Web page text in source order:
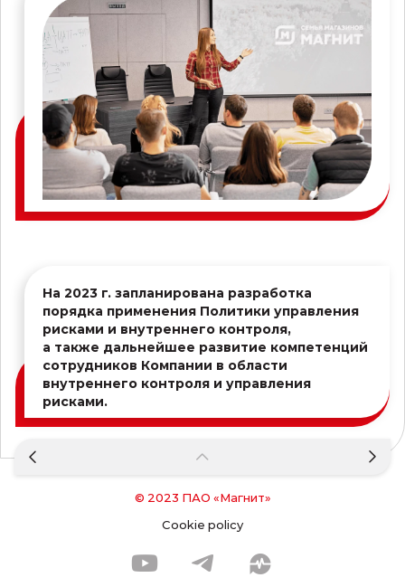
На 2023 г. запланирована разработка
порядка применения Политики управления
рисками и внутреннего контроля,
а также дальнейшее развитие компетенций
сотрудников Компании в области
внутреннего контроля и управления
рисками.
© 2023 ПАО «Магнит»
Cookie policy